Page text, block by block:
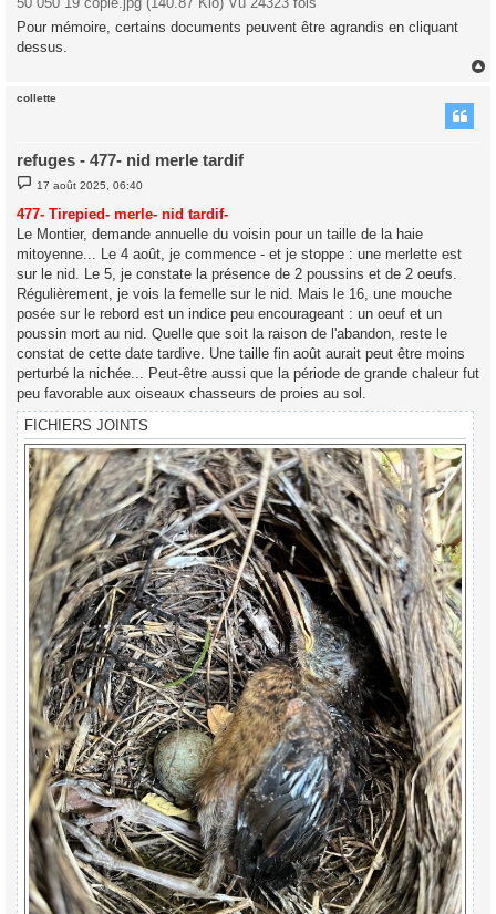
Pour mémoire, certains documents peuvent être agrandis en cliquant
dessus.
collette
refuges - 477- nid merle tardif
M
s
s
a
g
e
17 août 2025, 06:40
477- Tirepied- merle- nid tardif-
Le Montier, demande annuelle du voisin pour un taille de la haie
mitoyenne... Le 4 août, je commence - et je stoppe : une merlette est
sur le nid. Le 5, je constate la présence de 2 poussins et de 2 oeufs.
Régulièrement, je vois la femelle sur le nid. Mais le 16, une mouche
posée sur le rebord est un indice peu encourageant : un oeuf et un
poussin mort au nid. Quelle que soit la raison de l'abandon, reste le
constat de cette date tardive. Une taille fin août aurait peut être moins
perturbé la nichée... Peut-être aussi que la période de grande chaleur fut
peu favorable aux oiseaux chasseurs de proies au sol.
FICHIERS JOINTS